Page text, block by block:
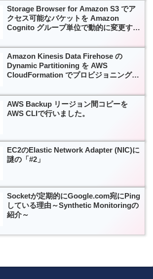
Storage Browser for Amazon S3 でア
クセス可能なバケットを Amazon
Cognito グループ単位で動的に変更する
Amazon Kinesis Data Firehose の
Dynamic Partitioning を AWS
CloudFormation でプロビジョニングす
AWS Backup リージョン間コピーを
AWS CLIで行いました。
EC2のElastic Network Adapter (NIC)に
謎の「#2」
Socketが定期的にGoogle.com宛にPing
している理由～Synthetic Monitoringの
紹介～